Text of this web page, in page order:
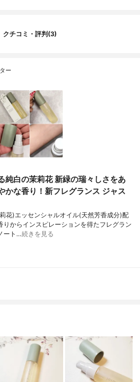
クチコミ・評判(3)
ー
純白の茉莉花 新緑の瑞々しさをあ
かな香り！新フレグランス ジャス
花)エッセンシャルオイル(天然芳香成分)配
りからインスピレーションを得たフレグラン
ート…続きを見る